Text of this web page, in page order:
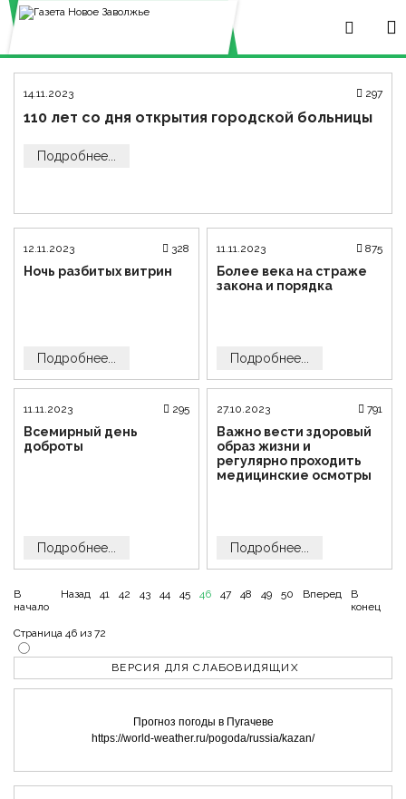
ВЕРСИЯ ДЛЯ СЛАБОВИДЯЩИХ
Прогноз погоды в Пугачеве
https://world-weather.ru/pogoda/russia/kazan/
14.11.2023 297
110 лет со дня открытия городской больницы
Подробнее...
12.11.2023 328
Ночь разбитых витрин
Подробнее...
11.11.2023 875
Более века на страже
закона и порядка
Подробнее...
11.11.2023 295
Всемирный день
доброты
Подробнее...
27.10.2023 791
Важно вести здоровый
образ жизни и
регулярно проходить
медицинские осмотры
Подробнее...
В
начало
Назад 41 42 43 44 45 46 47 48 49 50 Вперед
В
конец
Страница 46 из 72